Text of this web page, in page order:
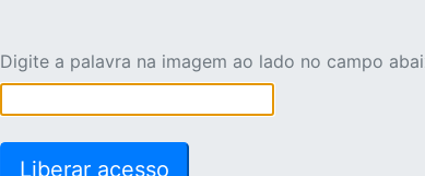
Digite a palavra na imagem ao lado no campo